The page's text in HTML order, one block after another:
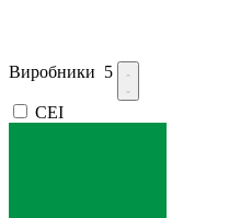
Виробники 5
CEI